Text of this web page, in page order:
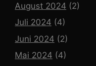
August 2024 (2)
Juli 2024 (4)
Juni 2024 (2)
Mai 2024 (4)